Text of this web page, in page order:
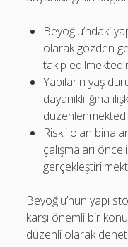
Beyoğlu’ndaki
olarak gözden
takip
Yapıların yaş
dayanıklılığına
Riskli olan
çalışmaları
Beyoğlu’nun yapı
karşı önemli bir
düzenli olarak